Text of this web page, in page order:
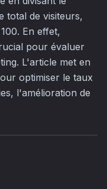
total de visiteurs,
En effet,
pour évaluer
L'article met en
optimiser le taux
l'amélioration de